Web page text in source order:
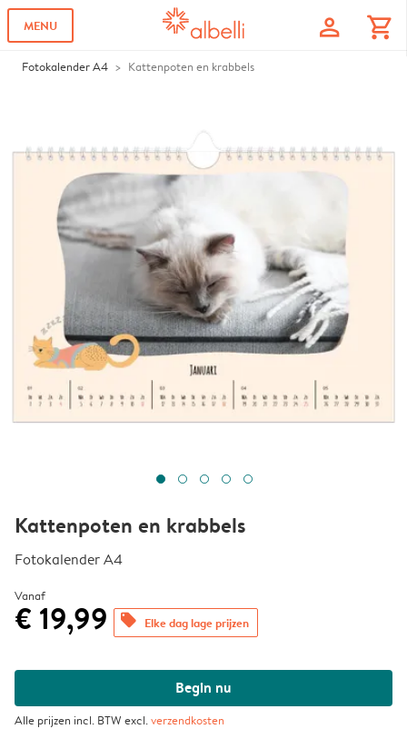
MENU profile shopping_cart
Fotokalender A4 Kattenpoten en krabbels
Kattenpoten en krabbels
Fotokalender A4
Vanaf
€ 19,99 offers Elke dag lage prijzen
Begin nu
Alle prijzen incl. BTW excl.verzendkosten